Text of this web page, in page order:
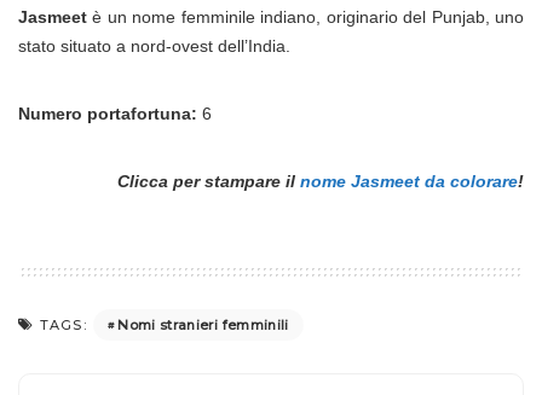
Jasmeet è un nome femminile indiano, originario del Punjab, uno
stato situato a nord-ovest dell’India.
Numero portafortuna: 6
Clicca per stampare il nome Jasmeet da colorare!
TAGS: Nomi stranieri femminili